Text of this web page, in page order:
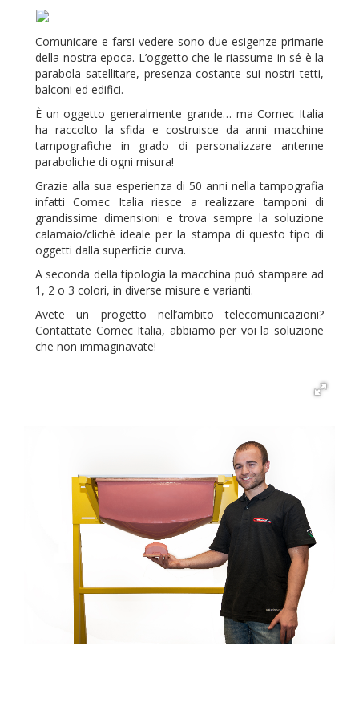
Comunicare e farsi vedere sono due esigenze primarie
della nostra epoca. L’oggetto che le riassume in sé è la
parabola satellitare, presenza costante sui nostri tetti,
balconi ed edifici.
È un oggetto generalmente grande… ma Comec Italia
ha raccolto la sfida e costruisce da anni macchine
tampografiche in grado di personalizzare antenne
paraboliche di ogni misura!
Grazie alla sua esperienza di 50 anni nella tampografia
infatti Comec Italia riesce a realizzare tamponi di
grandissime dimensioni e trova sempre la soluzione
calamaio/cliché ideale per la stampa di questo tipo di
oggetti dalla superficie curva.
A seconda della tipologia la macchina può stampare ad
1, 2 o 3 colori, in diverse misure e varianti.
Avete un progetto nell’ambito telecomunicazioni?
Contattate Comec Italia, abbiamo per voi la soluzione
che non immaginavate!